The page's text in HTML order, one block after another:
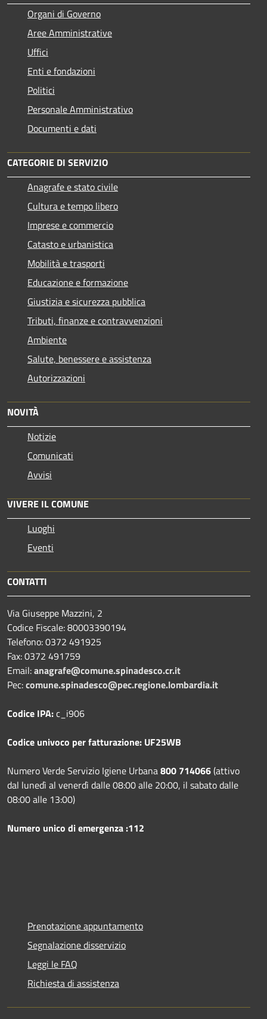
Organi di Governo
Aree Amministrative
Uffici
Enti e fondazioni
Politici
Personale Amministrativo
Documenti e dati
CATEGORIE DI SERVIZIO
Anagrafe e stato civile
Cultura e tempo libero
Imprese e commercio
Catasto e urbanistica
Mobilità e trasporti
Educazione e formazione
Giustizia e sicurezza pubblica
Tributi, finanze e contravvenzioni
Ambiente
Salute, benessere e assistenza
Autorizzazioni
NOVITÀ
Notizie
Comunicati
Avvisi
VIVERE IL COMUNE
Luoghi
Eventi
CONTATTI
Via Giuseppe Mazzini, 2
Codice Fiscale: 80003390194
Telefono:0372 491925
Fax:0372 491759
Email:anagrafe@comune.spinadesco.cr.it
Pec:comune.spinadesco@pec.regione.lombardia.it
Codice IPA:c_i906
Codice univoco per fatturazione: UF25WB
Numero Verde Servizio Igiene Urbana800 714066(attivo
dal lunedì al venerdì dalle 08:00 alle 20:00, il sabato dalle
08:00 alle 13:00)
Numero unico di emergenza :112
Prenotazione appuntamento
Segnalazione disservizio
Leggi le FAQ
Richiesta di assistenza